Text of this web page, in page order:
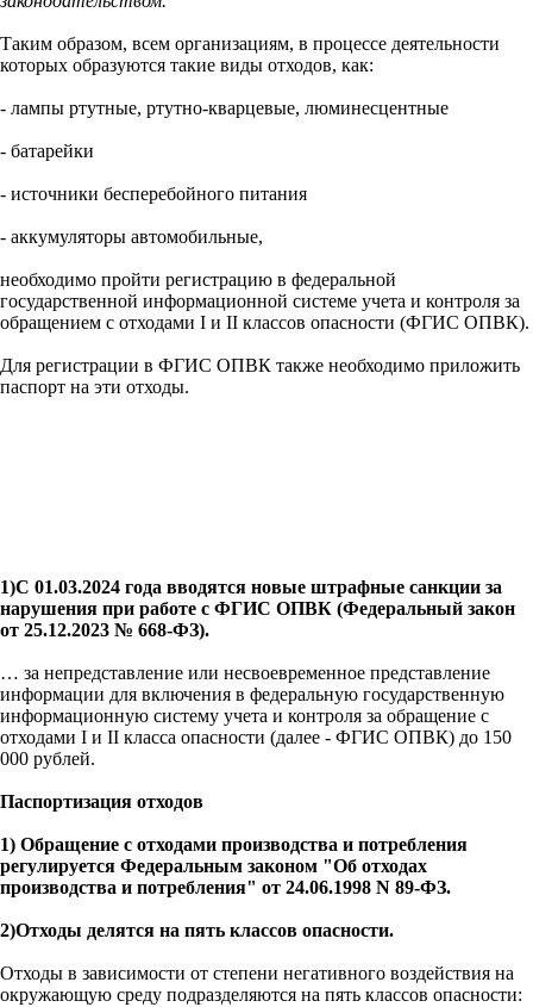
Таким образом, всем организациям, в процессе деятельности
которых образуются такие виды отходов, как:
- лампы ртутные, ртутно-кварцевые, люминесцентные
- батарейки
- источники бесперебойного питания
- аккумуляторы автомобильные,
необходимо пройти регистрацию в федеральной
государственной информационной системе учета и контроля за
обращением с отходами I и II классов опасности (ФГИС ОПВК).
Для регистрации в ФГИС ОПВК также необходимо приложить
паспорт на эти отходы.
1)С 01.03.2024 года вводятся новые штрафные санкции за
нарушения при работе с ФГИС ОПВК (Федеральный закон
от 25.12.2023 № 668-ФЗ).
… за непредставление или несвоевременное представление
информации для включения в федеральную государственную
информационную систему учета и контроля за обращение с
отходами I и II класса опасности (далее - ФГИС ОПВК) до 150
000 рублей.
Паспортизация отходов
1) Обращение с отходами производства и потребления
регулируется Федеральным законом "Об отходах
производства и потребления" от 24.06.1998 N 89-ФЗ.
2)Отходы делятся на пять классов опасности.
Отходы в зависимости от степени негативного воздействия на
окружающую среду подразделяются на пять классов опасности: